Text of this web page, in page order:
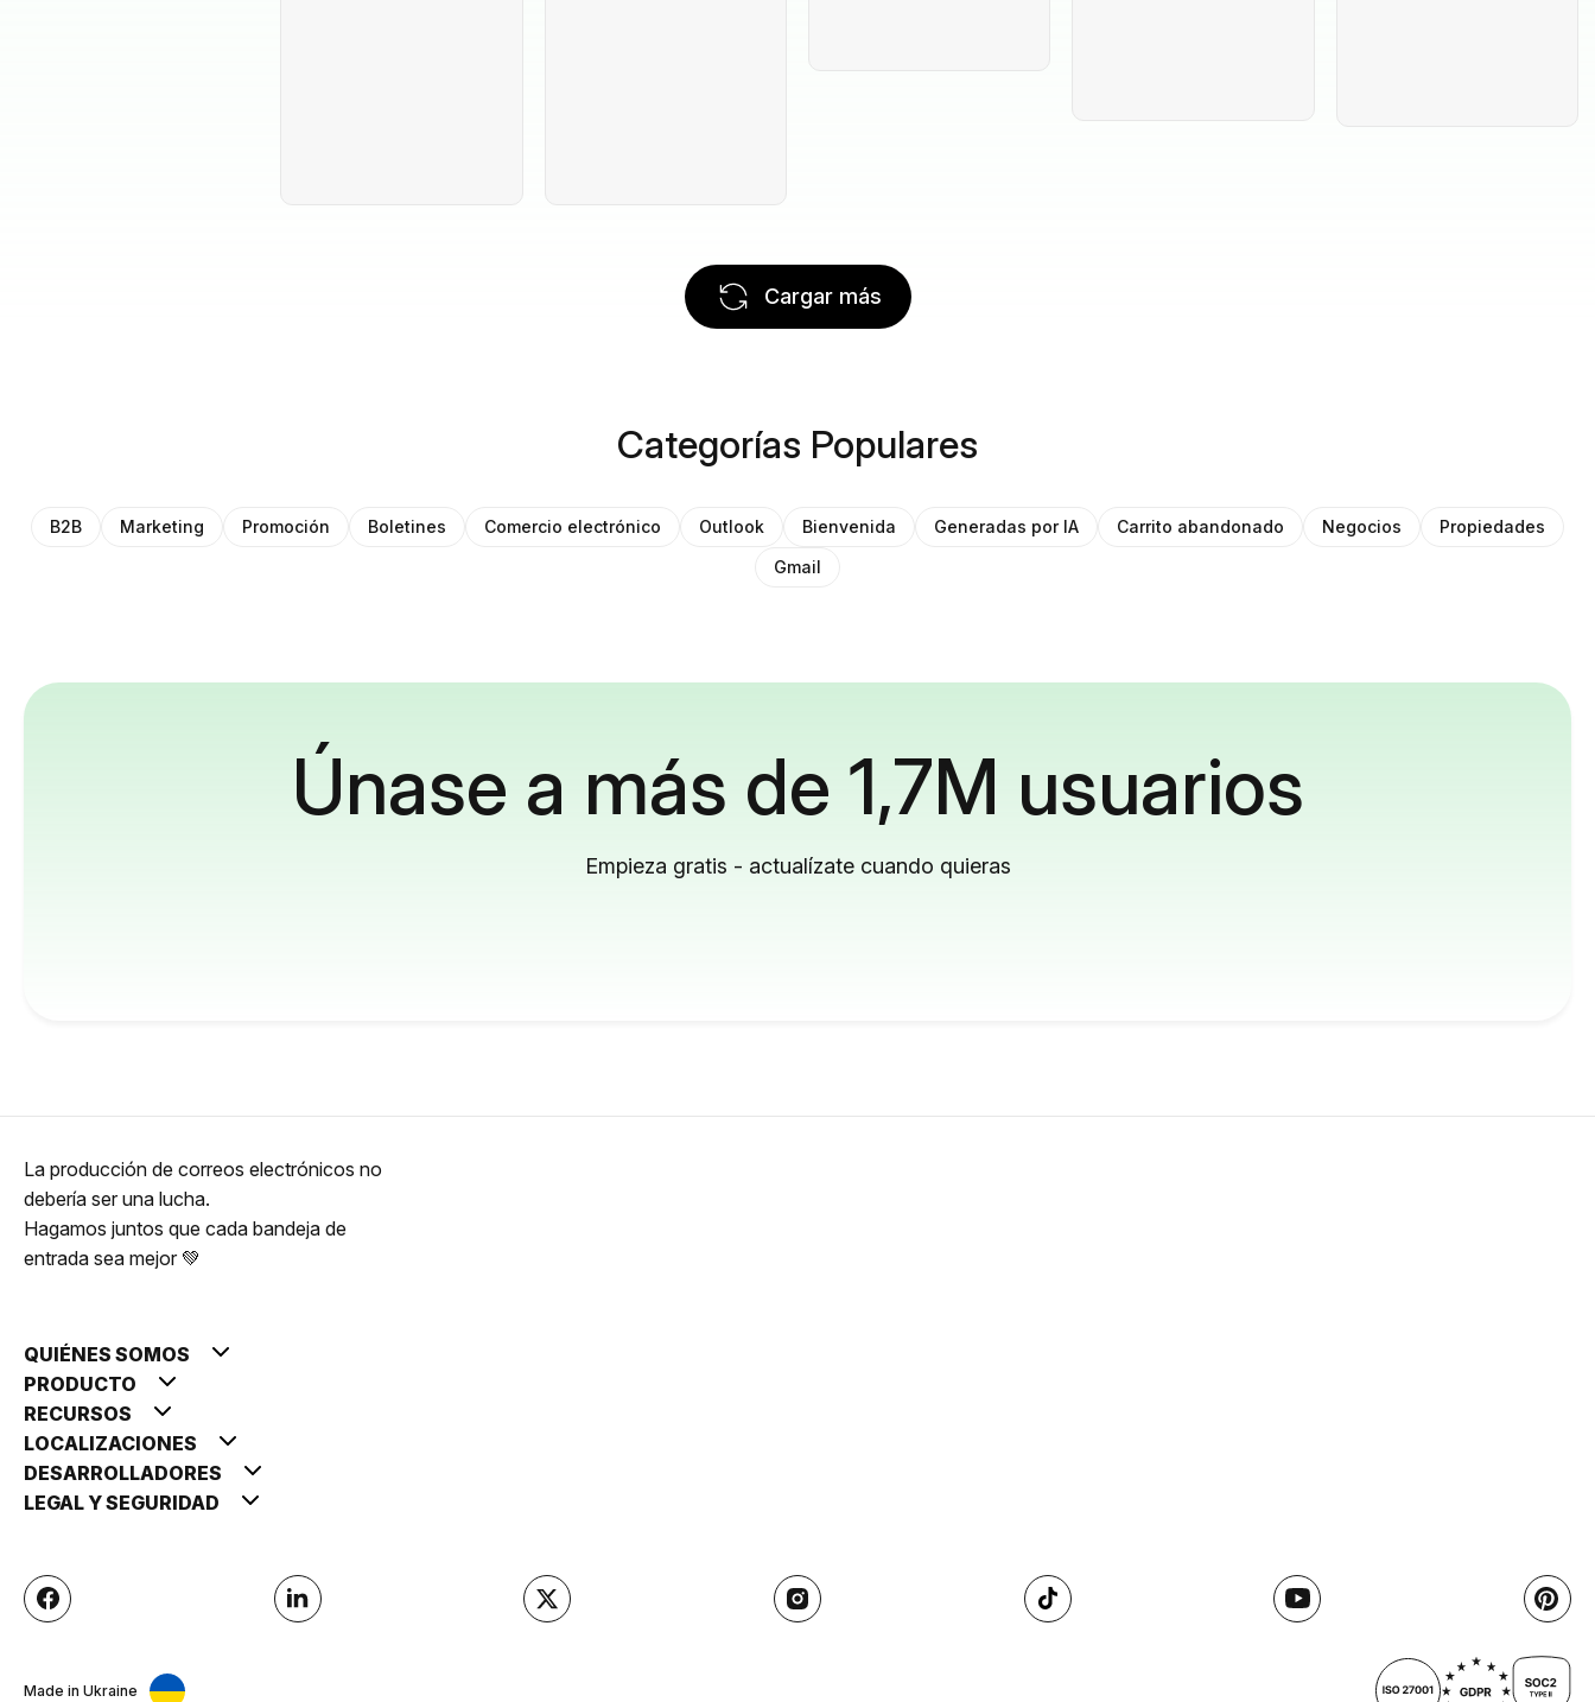
Cargar más
Categorías Populares
B2B Marketing Promoción Boletines Comercio electrónico Outlook Bienvenida Generadas por IA Carrito abandonado Negocios
Propiedades
Gmail
Únase a más de 1,7M usuarios
Empieza gratis - actualízate cuando quieras
La producción de correos electrónicos no
debería ser una lucha.
Hagamos juntos que cada bandeja de
entrada sea mejor 💚
QUIÉNES SOMOS
PRODUCTO
RECURSOS
LOCALIZACIONES
DESARROLLADORES
LEGAL Y SEGURIDAD
Made in Ukraine